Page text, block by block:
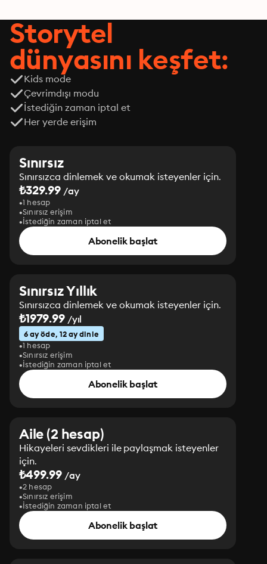
Storytel
dünyasını keşfet:
Kids mode
Çevrimdışı modu
İstediğin zaman iptal et
Her yerde erişim
Sınırsız
Sınırsızca dinlemek ve okumak isteyenler için.
₺329.99 /ay
1 hesap
Sınırsız erişim
İstediğin zaman iptal et
Abonelik başlat
Sınırsız Yıllık
Sınırsızca dinlemek ve okumak isteyenler için.
₺1979.99/yıl
6 ay öde, 12 ay dinle
1 hesap
Sınırsız erişim
İstediğin zaman iptal et
Abonelik başlat
Aile (2 hesap)
Hikayeleri sevdikleri ile paylaşmak isteyenler
için.
₺499.99 /ay
2 hesap
Sınırsız erişim
İstediğin zaman iptal et
Abonelik başlat